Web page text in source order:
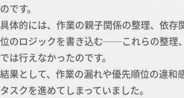
のです。
具体的には、作業の親子関係の整理、依存
位のロジックを書き込む──これらの整理
では行えなかったのです。
結果として、作業の漏れや優先順位の違和
タスクを進めてしまっていました。